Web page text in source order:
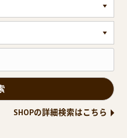
SHOPの詳細検索はこちら